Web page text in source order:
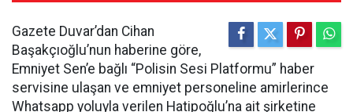
Gazete Duvar’dan Cihan
Başakçıoğlu’nun haberine göre,
Emniyet Sen’e bağlı “Polisin Sesi Platformu” haber
servisine ulaşan ve emniyet personeline amirlerince
Whatsapp yoluyla verilen Hatipoğlu’na ait şirketine